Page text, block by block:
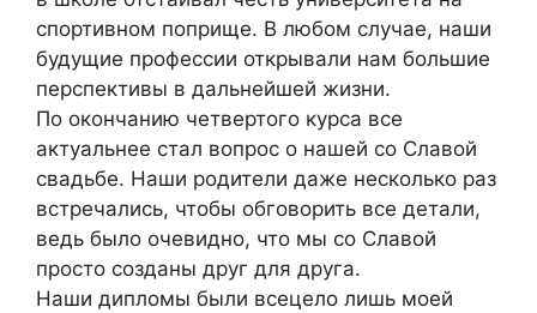
спортивном поприще. В любом случае, наши
будущие профессии открывали нам большие
перспективы в дальнейшей жизни.
По окончанию четвертого курса все
актуальнее стал вопрос о нашей со Славой
свадьбе. Наши родители даже несколько раз
встречались, чтобы обговорить все детали,
ведь было очевидно, что мы со Славой
просто созданы друг для друга.
Наши дипломы были всецело лишь моей